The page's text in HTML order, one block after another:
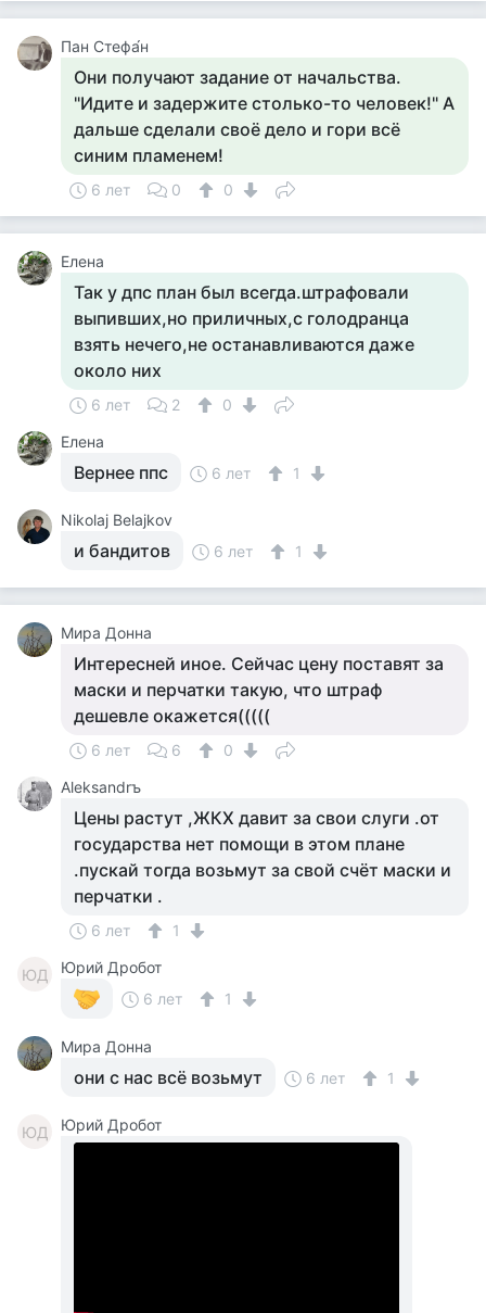
Пан Стефа́н
Они получают задание от начальства.
"Идите и задержите столько-то человек!" А
дальше сделали своё дело и гори всё
синим пламенем!
6 лет 0 0
Елена
Так у дпс план был всегда.штрафовали
выпивших,но приличных,с голодранца
взять нечего,не останавливаются даже
около них
6 лет 2
0
Елена
Вернее ппс 6 лет 1
Nikolaj Belajkov
и бандитов 6 лет 1
Мира Донна
Интересней иное. Сейчас цену поставят за
маски и перчатки такую, что штраф
дешевле окажется(((((
6 лет 6
0
Aleksandrъ
Цены растут ,ЖКХ давит за свои слуги .от
государства нет помощи в этом плане
.пускай тогда возьмут за свой счёт маски и
перчатки .
6 лет 1
ЮД
Юрий Дробот
6 лет
1
Мира Донна
они с нас всё возьмут 6 лет 1
ЮД Юрий Дробот